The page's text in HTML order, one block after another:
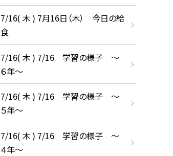
7/16( 木 ) 7月16日（木） 今日の給
食
7/16( 木 ) 7/16 学習の様子 ～
６年～
7/16( 木 ) 7/16 学習の様子 ～
５年～
7/16( 木 ) 7/16 学習の様子 ～
４年～